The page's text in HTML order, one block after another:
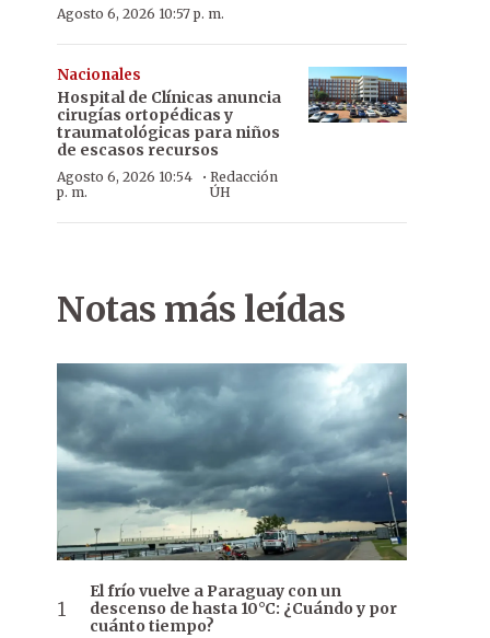
Agosto 6, 2026 10:57 p. m.
Nacionales
Hospital de Clínicas anuncia
cirugías ortopédicas y
traumatológicas para niños
de escasos recursos
Agosto 6, 2026 10:54
p. m.
· Redacción
ÚH
Notas más leídas
El frío vuelve a Paraguay con un
descenso de hasta 10°C: ¿Cuándo y por
cuánto tiempo?